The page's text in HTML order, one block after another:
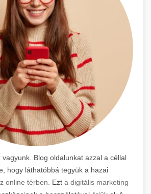
Blog oldalunkat azzal a céllal
hogy láthatóbbá tegyük a hazai
online térben. Ezt a digitális marketing